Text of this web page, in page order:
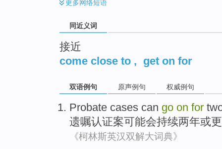
更多网络短语
同近义词
接近
come close to , get on for
双语例句 原声例句 权威例句
Probate cases can go on for
遗嘱认证案可能会持续两年或
《柯林斯英汉双解大词典》